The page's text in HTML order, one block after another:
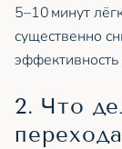
5–10 минут
существенно
эффективность
2. Что